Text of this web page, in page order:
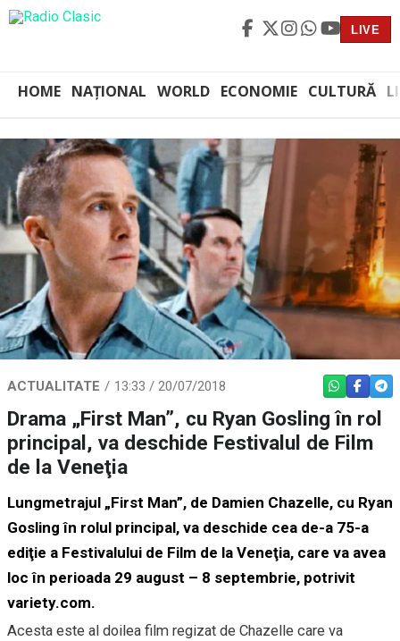
LIVE
HOME NAȚIONAL WORLD ECONOMIE CULTURĂ
ACTUALITATE 13:33 / 20/07/2018 WHATSAPP
Drama „First Man”, cu Ryan Gosling în rol
principal, va deschide Festivalul de Film
de la Veneţia
Lungmetrajul „First Man”, de Damien Chazelle, cu Ryan
Gosling în rolul principal, va deschide cea de-a 75-a
ediţie a Festivalului de Film de la Veneţia, care va avea
loc în perioada 29 august – 8 septembrie, potrivit
variety.com.
Acesta este al doilea film regizat de Chazelle care va